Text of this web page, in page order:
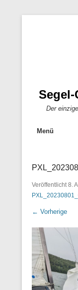
Segel-
Der
Menü
Veröffentlicht8.
← Vorherige